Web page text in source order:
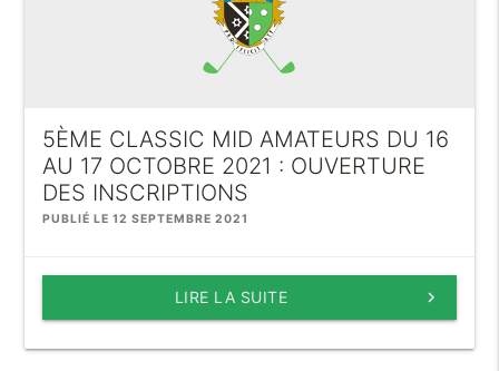
5ÈME CLASSIC MID AMATEURS DU 16
AU 17 OCTOBRE 2021 : OUVERTURE
DES INSCRIPTIONS
PUBLIÉ LE 12 SEPTEMBRE 2021
keyboard_arrow_right
LIRE LA SUITE